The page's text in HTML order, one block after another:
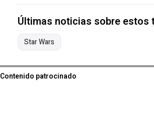
Últimas noticias sobre estos
Star Wars
Contenido patrocinado